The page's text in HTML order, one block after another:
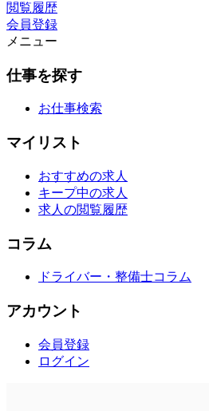
閲覧履歴
会員登録
メニュー
仕事を探す
お仕事検索
マイリスト
おすすめの求人
キープ中の求人
求人の閲覧履歴
コラム
ドライバー・整備士コラム
アカウント
会員登録
ログイン